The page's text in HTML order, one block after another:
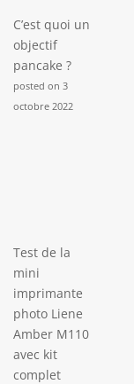
C’est quoi un
objectif
pancake ?
posted on 3
octobre 2022
Test de la
mini
imprimante
photo Liene
Amber M110
avec kit
complet